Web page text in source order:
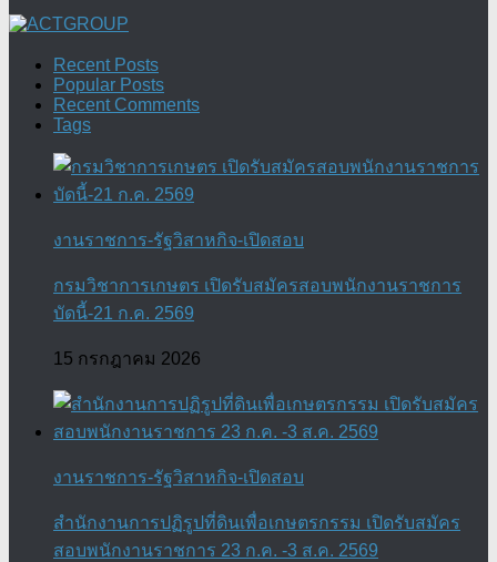
Recent Posts
Popular Posts
Recent Comments
Tags
งานราชการ-รัฐวิสาหกิจ-เปิดสอบ
กรมวิชาการเกษตร เปิดรับสมัครสอบพนักงานราชการ
บัดนี้-21 ก.ค. 2569
15 กรกฎาคม 2026
งานราชการ-รัฐวิสาหกิจ-เปิดสอบ
สำนักงานการปฏิรูปที่ดินเพื่อเกษตรกรรม เปิดรับสมัคร
สอบพนักงานราชการ 23 ก.ค. -3 ส.ค. 2569